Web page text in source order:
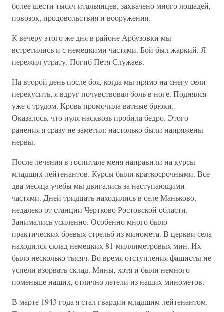
более шести тысяч итальянцев, захвачено много лошадей,
повозок, продовольствия и вооружения.
К вечеру этого же дня в районе Арбузовки мы
встретились и с немецкими частями. Бой был жаркий. Я
пережил утрату. Погиб Петя Служаев.
На второй день после боя, когда мы прямо на снегу сели
перекусить, я вдруг почувствовал боль в ноге. Поднялся
уже с трудом. Кровь промочила ватные брюки.
Оказалось, что пуля насквозь пробила бедро. Этого
ранения я сразу не заметил: настолько были напряжены
нервы.
После лечения в госпитале меня направили на курсы
младших лейтенантов. Курсы были краткосрочными. Все
два месяца учебы мы двигались за наступающими
частями. Дней тридцать находились в селе Маньково,
недалеко от станции Чертково Ростовской области.
Занимались усиленно. Особенно много было
практических боевых стрельб из миномета. В церкви села
находился склад немецких 81-миллиметровых мин. Их
было несколько тысяч. Во время отступления фашисты не
успели взорвать склад. Мины, хотя и были немного
поменьше наших, отлично летели из наших минометов.
В марте 1943 года я стал гвардии младшим лейтенантом.